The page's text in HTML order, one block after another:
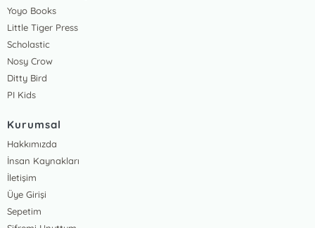
Yoyo Books
Little Tiger Press
Scholastic
Nosy Crow
Ditty Bird
PI Kids
Kurumsal
Hakkımızda
İnsan Kaynakları
İletişim
Üye Girişi
Sepetim